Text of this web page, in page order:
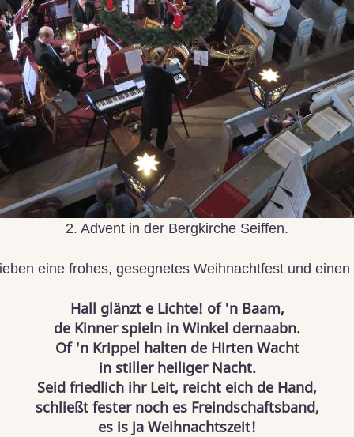
2. Advent in der Bergkirche Seiffen.
eine frohes, gesegnetes Weihnachtfest und
Hall glänzt e Lichte! of 'n Baam,
de Kinner spieln in Winkel dernaabn.
Of 'n Krippel halten de Hirten Wacht
in stiller heiliger Nacht.
Seid friedlich ihr Leit, reicht eich de Hand,
schließt fester noch es Freindschaftsband,
es is ja Weihnachtszeit!